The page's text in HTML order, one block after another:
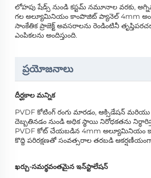
లోహపు షేడ్స్ నుండి కస్టమ్ నమూనాల వరకు,
గల అల్యూమినియం కాంపొజిట్ ప్యానెల్ 4mm
సాంకేతిక ప్రాజెక్ట్ అవసరాలను రెండింటినీ
ఎంపికలను అందిస్తుంది.
ప్రయోజనాలు
దీర్ఘకాల మన్నిక
PVDF కోటింగ్ రంగు మారడం, ఆక్సిడేషన్
దెబ్బతినడం నుండి అధిక స్థాయి నిరోధకతను
PVDF కోట్ చేయబడిన 4mm అల్యూమినియం
కొద్ది పరిరక్షణతో సంవత్సరాల తరబడి
ఖర్చు-సమర్థవంతమైన ఇన్‌స్టాలేషన్